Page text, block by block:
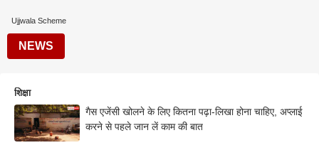
Ujjwala Scheme
NEWS
शिक्षा
गैस एजेंसी खोलने के लिए कितना पढ़ा-लिखा होना चाहिए, अप्लाई
करने से पहले जान लें काम की बात